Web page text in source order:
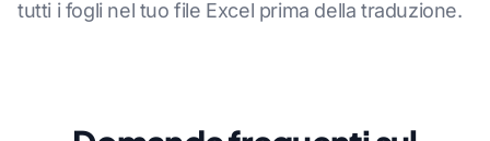
tutti i fogli nel tuo file Excel prima della traduzione.